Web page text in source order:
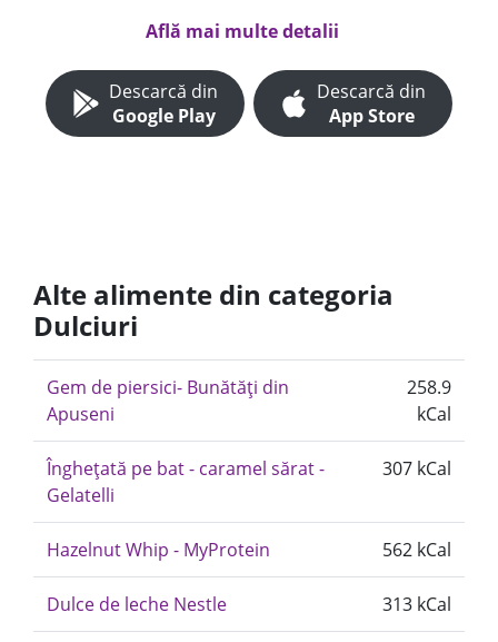
Află mai multe detalii
Descarcă din
Google Play
Descarcă din
App Store
Alte alimente din categoria
Dulciuri
Gem de piersici- Bunătăți din
Apuseni
258.9
kCal
Înghețată pe bat - caramel sărat -
Gelatelli
307 kCal
Hazelnut Whip - MyProtein 562 kCal
Dulce de leche Nestle 313 kCal